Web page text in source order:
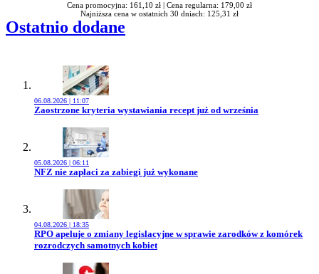
Cena promocyjna: 161,10 zł | Cena regularna: 179,00 zł
Najniższa cena w ostatnich 30 dniach: 125,31 zł
Ostatnio dodane
06.08.2026 | 11:07
Przejdź do artykułu:
Zaostrzone kryteria wystawiania recept już od września
05.08.2026 | 06:11
Przejdź do artykułu:
NFZ nie zapłaci za zabiegi już wykonane
04.08.2026 | 18:35
Przejdź do artykułu:
RPO apeluje o zmiany legislacyjne w sprawie zarodków z komórek
rozrodczych samotnych kobiet